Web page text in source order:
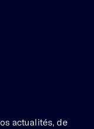
actualités, de